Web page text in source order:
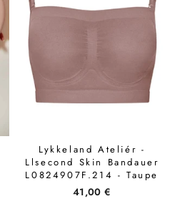
Lykkeland Ateliér -
Llsecond Skin Bandauer
L0824907F.214 - Taupe
41,00 €